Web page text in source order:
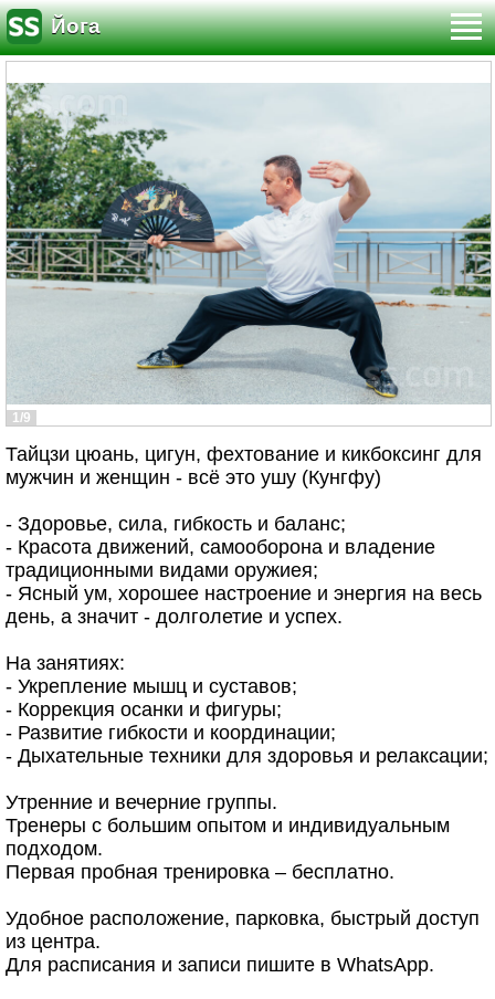
Йога
1/9
Тайцзи цюань, цигун, фехтование и кикбоксинг для
мужчин и женщин - всё это ушу (Кунгфу)
- Здоровье, сила, гибкость и баланс;
- Красота движений, самооборона и владение
традиционными видами оружиея;
- Ясный ум, хорошее настроение и энергия на весь
день, а значит - долголетие и успех.
На занятиях:
- Укрепление мышц и суставов;
- Коррекция осанки и фигуры;
- Развитие гибкости и координации;
- Дыхательные техники для здоровья и релаксации;
Утренние и вечерние группы.
Тренеры с большим опытом и индивидуальным
подходом.
Первая пробная тренировка – бесплатно.
Удобное расположение, парковка, быстрый доступ
из центра.
Для расписания и записи пишите в WhatsApp.